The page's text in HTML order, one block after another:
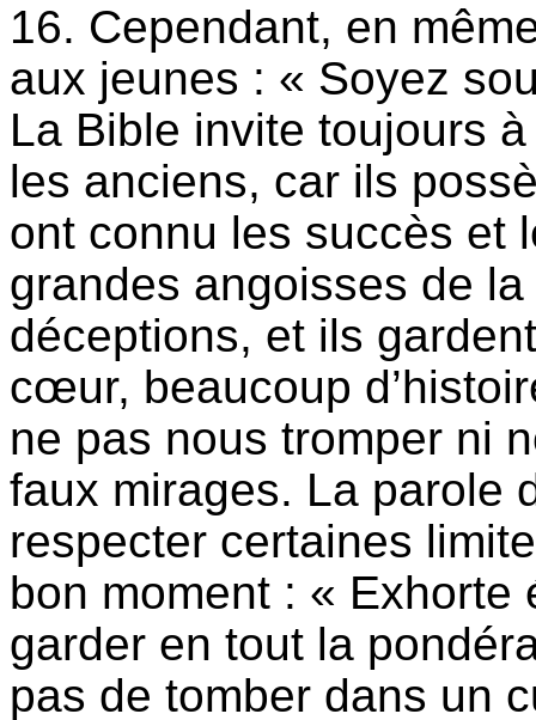
16. Cependant, en
aux jeunes : « Soyez
La Bible invite toujours
les anciens, car ils
ont connu les succès et
grandes angoisses de
déceptions, et ils
cœur, beaucoup
ne pas nous tromper ni
faux mirages. La parole
respecter certaines
bon moment : «
garder en tout la
pas de tomber dans un